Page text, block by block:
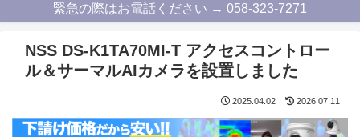
緊急の際はお電話ください → 058-323-7271
NSS DS-K1TA70MI-T アクセスコントロー
ル＆サーマルAIカメラを設置しました
2025.04.02 2026.07.11